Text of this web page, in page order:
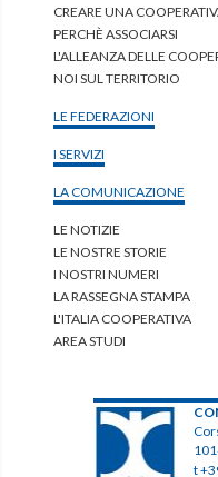
CREARE UNA
PERCHÈ ASSOCIARSI
L'ALLEANZA DELLE
NOI SUL TERRITORIO
LE FEDERAZIONI
I SERVIZI
LA COMUNICAZIONE
LE NOTIZIE
LE NOSTRE STORIE
I NOSTRI NUMERI
LA RASSEGNA STAMPA
L'ITALIA COOPERATIVA
AREA STUDI
t